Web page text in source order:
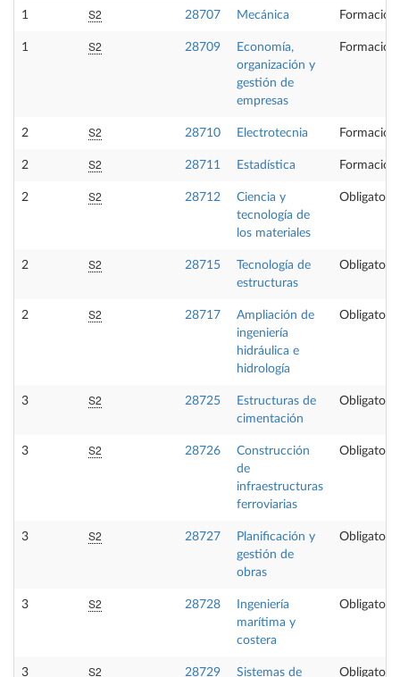
1 S2 28707 Mecánica Formación
1 S2 28709
Economía,
organización y
gestión de
empresas
Formación
2 S2 28710 Electrotecnia Formación
2 S2 28711 Estadística Formación
2 S2 28712
Ciencia y
tecnología de
los materiales
Obligatoria
2 S2 28715
Tecnología de
estructuras
Obligatoria
2 S2 28717
Ampliación de
ingeniería
hidráulica e
hidrología
Obligatoria
3 S2 28725
Estructuras de
cimentación
Obligatoria
3 S2 28726
Construcción
de
infraestructuras
ferroviarias
Obligatoria
3 S2 28727
Planificación y
gestión de
obras
Obligatoria
3 S2 28728
Ingeniería
marítima y
costera
Obligatoria
3 S2 28729
Sistemas de
Obligatoria